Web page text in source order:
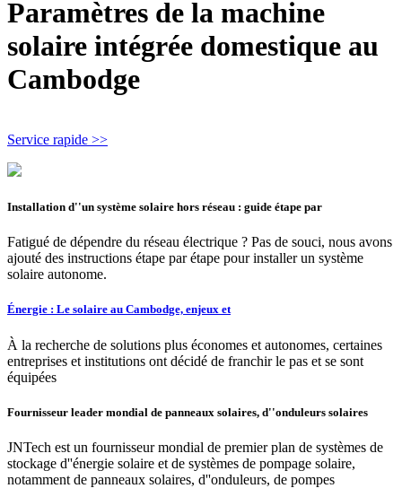
Paramètres de la machine
solaire intégrée domestique au
Cambodge
Service rapide >>
Installation d''un système solaire hors réseau : guide étape par
Fatigué de dépendre du réseau électrique ? Pas de souci, nous avons
ajouté des instructions étape par étape pour installer un système
solaire autonome.
Énergie : Le solaire au Cambodge, enjeux et
À la recherche de solutions plus économes et autonomes, certaines
entreprises et institutions ont décidé de franchir le pas et se sont
équipées
Fournisseur leader mondial de panneaux solaires, d''onduleurs solaires
JNTech est un fournisseur mondial de premier plan de systèmes de
stockage d''énergie solaire et de systèmes de pompage solaire,
notamment de panneaux solaires, d''onduleurs, de pompes